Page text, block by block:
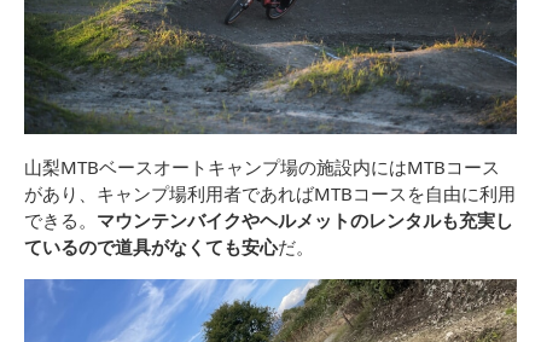
山梨MTBベースオートキャンプ場の施設内にはMTBコース
があり、キャンプ場利用者であればMTBコースを自由に利用
できる。 マウンテンバイクやヘルメットのレンタルも充実し
ているので道具がなくても安心だ。